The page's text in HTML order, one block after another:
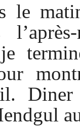
le